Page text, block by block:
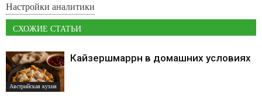
Настройки аналитики
СХОЖИЕ СТАТЬИ
Австрийская кухня
Кайзершмаррн в домашних условиях